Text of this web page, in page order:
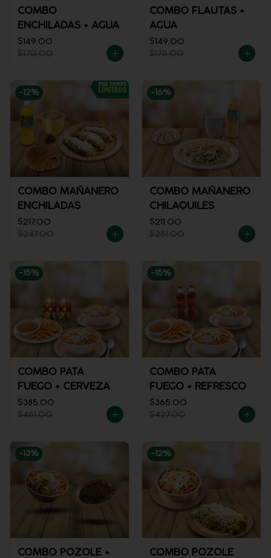
COMBO
ENCHILADAS + AGUA
$149.00
$170.00
COMBO FLAUTAS +
AGUA
$149.00
$175.00
-12%
COMBO MAÑANERO
ENCHILADAS
$217.00
$247.00
-16%
COMBO MAÑANERO
CHILAQUILES
$211.00
$251.00
-15%
COMBO PATA
FUEGO + CERVEZA
$385.00
$451.00
-15%
COMBO PATA
FUEGO + REFRESCO
$365.00
$427.00
-13%
COMBO POZOLE +
-12%
COMBO POZOLE